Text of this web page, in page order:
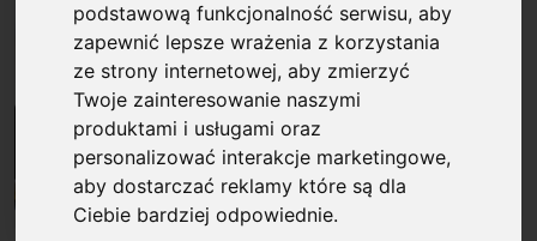
podstawową funkcjonalność serwisu,aby
zapewnić lepsze wrażenia z korzystania
ze strony internetowej,aby zmierzyć
Twoje zainteresowanie naszymi
produktami i usługami oraz
personalizować interakcje marketingowe,
aby dostarczać reklamy które są dla
Ciebie bardziej odpowiednie.